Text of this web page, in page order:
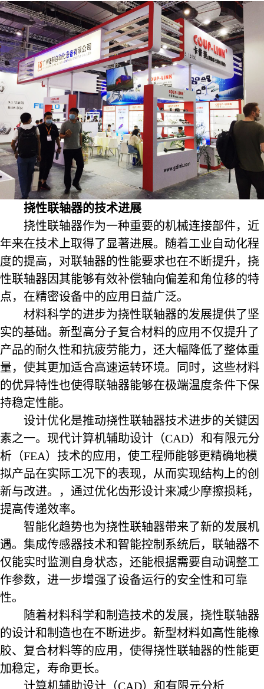
挠性联轴器的技术进展
挠性联轴器作为一种重要的机械连接部件，近
年来在技术上取得了显著进展。随着工业自动化程
度的提高，对联轴器的性能要求也在不断提升，挠
性联轴器因其能够有效补偿轴向偏差和角位移的特
点，在精密设备中的应用日益广泛。
材料科学的进步为挠性联轴器的发展提供了坚
实的基础。新型高分子复合材料的应用不仅提升了
产品的耐久性和抗疲劳能力，还大幅降低了整体重
量，使其更加适合高速运转环境。同时，这些材料
的优异特性也使得联轴器能够在极端温度条件下保
持稳定性能。
设计优化是推动挠性联轴器技术进步的关键因
素之一。现代计算机辅助设计（CAD）和有限元分
析（FEA）技术的应用，使工程师能够更精确地模
拟产品在实际工况下的表现，从而实现结构上的创
新与改进。，通过优化齿形设计来减少摩擦损耗，
提高传递效率。
智能化趋势也为挠性联轴器带来了新的发展机
遇。集成传感器技术和智能控制系统后，联轴器不
仅能实时监测自身状态，还能根据需要自动调整工
作参数，进一步增强了设备运行的安全性和可靠
性。
随着材料科学和制造技术的发展，挠性联轴器
的设计和制造也在不断进步。新型材料如高性能橡
胶、复合材料等的应用，使得挠性联轴器的性能更
加稳定，寿命更长。
计算机辅助设计（CAD）和有限元分析